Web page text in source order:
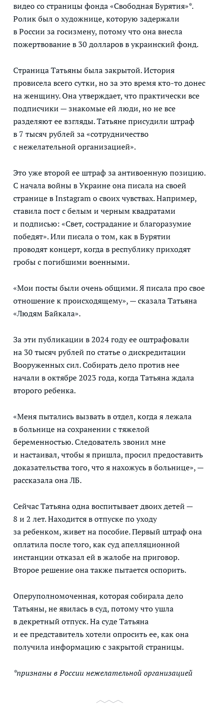
видео со страницы фонда «Свободная Бурятия»*.
Ролик был о художнице, которую задержали
в России за госизмену, потому что она внесла
пожертвование в 30 долларов в украинский фонд.
Страница Татьяны была закрытой. История
провисела всего сутки, но за это время кто-то донес
на женщину. Она утверждает, что практически все
подписчики — знакомые ей люди, но не все
разделяют ее взгляды. Татьяне присудили штраф
в 7 тысяч рублей за «сотрудничество
с нежелательной организацией».
Это уже второй ее штраф за антивоенную позицию.
С начала войны в Украине она писала на своей
странице в Instagram о своих чувствах. Например,
ставила пост с белым и черным квадратами
и подписью: «Свет, сострадание и благоразумие
победят». Или писала о том, как в Бурятии
проводят концерт, когда в республику приходят
гробы с погибшими военными.
«Мои посты были очень общими. Я писала про свое
отношение к происходящему», — сказала Татьяна
«Людям Байкала».
За эти публикации в 2024 году ее оштрафовали
на 30 тысяч рублей по статье о дискредитации
Вооруженных сил. Собирать дело против нее
начали в октябре 2023 года, когда Татьяна ждала
второго ребенка.
«Меня пытались вызвать в отдел, когда я лежала
в больнице на сохранении с тяжелой
беременностью. Следователь звонил мне
и настаивал, чтобы я пришла, просил предоставить
доказательства того, что я нахожусь в больнице», —
рассказала она ЛБ.
Сейчас Татьяна одна воспитывает двоих детей —
8 и 2 лет. Находится в отпуске по уходу
за ребенком, живет на пособие. Первый штраф она
оплатила после того, как суд апелляционной
инстанции отказал ей в жалобе на приговор.
Второе решение она также пытается оспорить.
Оперуполномоченная, которая собирала дело
Татьяны, не явилась в суд, потому что ушла
в декретный отпуск. На суде Татьяна
и ее представитель хотели опросить ее, как она
получила информацию с закрытой страницы.
*признаны в России нежелательной организацией